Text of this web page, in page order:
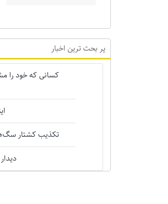
پر بحث ترین اخبار
کسانی که خود را
تکذیب کشتار